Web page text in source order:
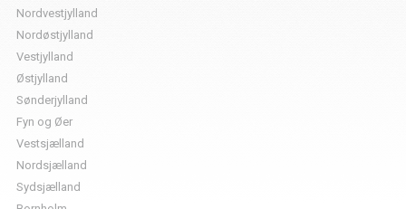
Nordvestjylland
Nordøstjylland
Vestjylland
Østjylland
Sønderjylland
Fyn og Øer
Vestsjælland
Nordsjælland
Sydsjælland